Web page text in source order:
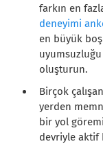
farkın en
deneyimi
en büyük
oluşturun.
Birçok
yerden
bir yol
devriyle aktif